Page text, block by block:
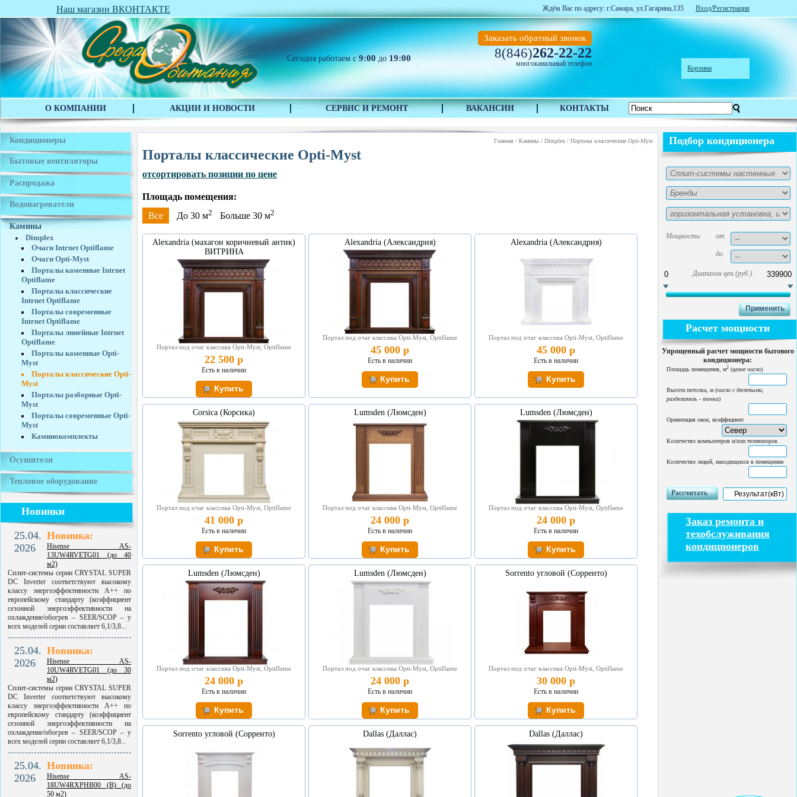
О КОМПАНИИ АКЦИИ И НОВОСТИ СЕРВИС И РЕМОНТ ВАКАНСИИ КОНТАКТЫ
Сегодня работаем с9:00до19:00
Заказать обратный звонок
8(846)262-22-22
многоканальный телефон
Наш магазин ВКОНТАКТЕ Ждём Вас по адресу: г.Самара, ул.Гагарина,135 Вход/Регистрация
Корзина
Кондиционеры
Бытовые вентиляторы
Распродажа
Водонагреватели
Камины
Dimplex
Очаги Intrnet Optiflame
Очаги Opti-Myst
Порталы каменные Intrnet
Optiflame
Порталы классические
Intrnet Optiflame
Порталы современные
Intrnet Optiflame
Порталы линейные Intrnet
Optiflame
Порталы каменные Opti-
Myst
Порталы классические Opti-
Myst
Порталы разборные Opti-
Myst
Порталы современные Opti-
Myst
Каминокомплекты
Осушители
Тепловое оборудование
Новинки
25.04.
2026
Новинка:
Hisense AS-
13UW4RVETG01 (до 40
м2)
Сплит-системы серии CRYSTAL SUPER
DC Inverter соответствуют высокому
классу энергоэффективности A++ по
европейскому стандарту (коэффициент
сезонной энергоэффективности на
охлаждение/обогрев – SEER/SCOP – у
всех моделей серии составляет 6,1/3,8...
25.04.
2026
Новинка:
Hisense AS-
10UW4RVETG01 (до 30
м2)
Сплит-системы серии CRYSTAL SUPER
DC Inverter соответствуют высокому
классу энергоэффективности A++ по
европейскому стандарту (коэффициент
сезонной энергоэффективности на
охлаждение/обогрев – SEER/SCOP – у
всех моделей серии составляет 6,1/3,8...
25.04.
2026
Новинка:
Hisense AS-
18UW4RXPHB00 (B) (до
50 м2)
Подбор кондиционера
Мощность: от
до
Диапазон цен (руб.)
Расчет мощности
Упрощенный расчет мощности бытового
кондиционера:
Площадь помещения, м2 (целое число)
Высота потолка, м (число с десятыми,
разделитель - точка)
Ориентация окон, коэффициент
Количество компьютеров и/или телевизоров
Количество людей, находящихся в помещении
Рассчитать
Заказ ремонта и
техобслуживания
кондиционеров
Главная / Камины / Dimplex / Порталы классические Opti-Myst
Порталы классические Opti-Myst
отсортировать позиции по цене
Площадь помещения:
Все
До 30 м2 Больше 30 м2
Alexandria (махагон коричневый антик)
ВИТРИНА
Портал под очаг классика Opti-Myst, Optiflame
22 500 р
Есть в наличии
Alexandria (Александрия)
Портал под очаг классика Opti-Myst, Optiflame
45 000 р
Есть в наличии
Alexandria (Александрия)
Портал под очаг классика Opti-Myst, Optiflame
45 000 р
Есть в наличии
Corsica (Корсика)
Портал под очаг классика Opti-Myst, Optiflame
41 000 р
Есть в наличии
Lumsden (Люмсден)
Портал под очаг классика Opti-Myst, Optiflame
24 000 р
Есть в наличии
Lumsden (Люмсден)
Портал под очаг классика Opti-Myst, Optiflame
24 000 р
Есть в наличии
Lumsden (Люмсден)
Портал под очаг классика Opti-Myst, Optiflame
24 000 р
Есть в наличии
Lumsden (Люмсден)
Портал под очаг классика Opti-Myst, Optiflame
24 000 р
Есть в наличии
Sorrento угловой (Сорренто)
Портал под очаг классика Opti-Myst, Optiflame
30 000 р
Есть в наличии
Sorrento угловой (Сорренто) Dallas (Даллас) Dallas (Даллас)